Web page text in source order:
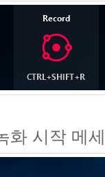
화 시작 메